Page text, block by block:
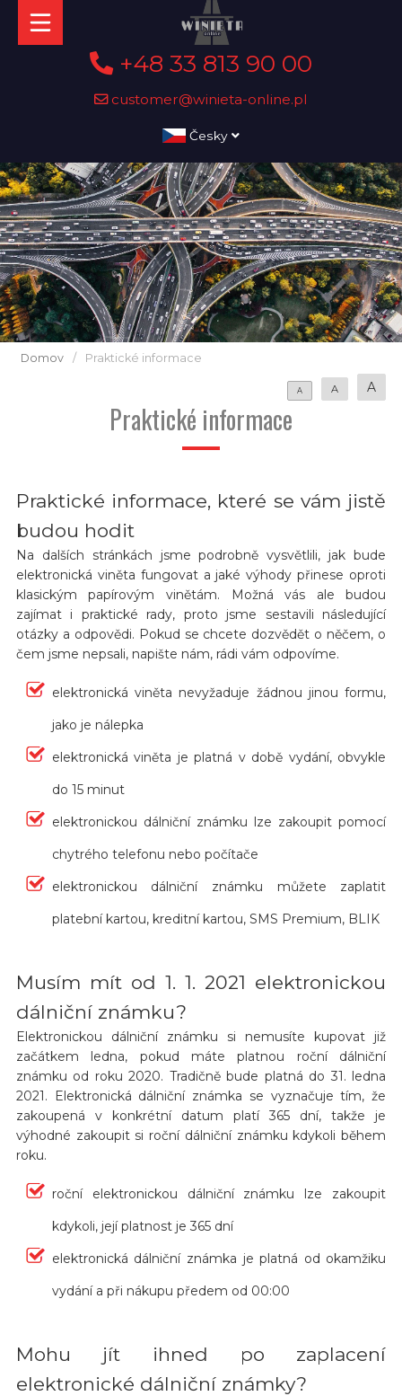
+48 33 813 90 00
customer@winieta-online.pl
Česky
Domov / Praktické informace
A A A
Praktické informace
Praktické informace, které se vám jistě
budou hodit
Na dalších stránkách jsme podrobně vysvětlili, jak bude
elektronická viněta fungovat a jaké výhody přinese oproti
klasickým papírovým vinětám. Možná vás ale budou
zajímat i praktické rady, proto jsme sestavili následující
otázky a odpovědi. Pokud se chcete dozvědět o něčem, o
čem jsme nepsali, napište nám, rádi vám odpovíme.
elektronická viněta nevyžaduje žádnou jinou formu,
jako je nálepka
elektronická viněta je platná v době vydání, obvykle
do 15 minut
elektronickou dálniční známku lze zakoupit pomocí
chytrého telefonu nebo počítače
elektronickou dálniční známku můžete zaplatit
platební kartou, kreditní kartou, SMS Premium, BLIK
Musím mít od 1. 1. 2021 elektronickou
dálniční známku?
Elektronickou dálniční známku si nemusíte kupovat již
začátkem ledna, pokud máte platnou roční dálniční
známku od roku 2020. Tradičně bude platná do 31. ledna
2021. Elektronická dálniční známka se vyznačuje tím, že
zakoupená v konkrétní datum platí 365 dní, takže je
výhodné zakoupit si roční dálniční známku kdykoli během
roku.
roční elektronickou dálniční známku lze zakoupit
kdykoli, její platnost je 365 dní
elektronická dálniční známka je platná od okamžiku
vydání a při nákupu předem od 00:00
Mohu jít ihned po zaplacení
elektronické dálniční známky?